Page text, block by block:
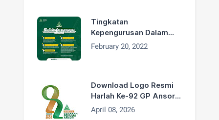
Tingkatan
Kepengurusan Dalam
Organisasi GP Ansor
February 20, 2022
Download Logo Resmi
Harlah Ke-92 GP Ansor
Tahun 2026
April 08, 2026